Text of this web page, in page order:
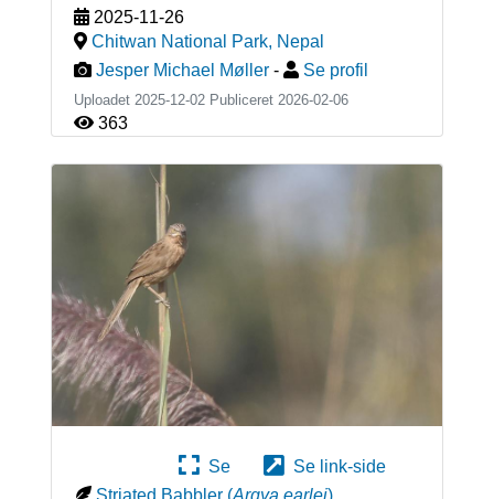
2025-11-26
Chitwan National Park, Nepal
Jesper Michael Møller - Se profil
Uploadet 2025-12-02 Publiceret 2026-02-06
363
Se
Se link-side
Striated Babbler (Argya earlei)